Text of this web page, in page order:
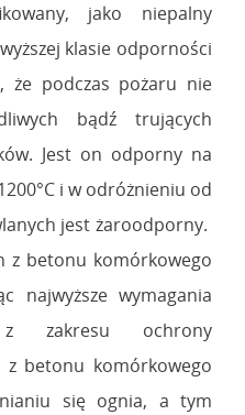
jako niepalny
klasie odporności
że podczas pożaru nie
bądź trujących
Jest on odporny na
i w odróżnieniu od
jest żaroodporny.
z betonu komórkowego
najwyższe wymagania
zakresu ochrony
z betonu komórkowego
się ognia, a tym